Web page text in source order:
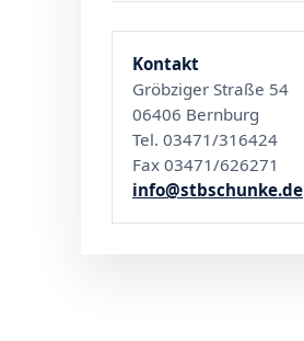
Kontakt
Gröbziger Straße 54
06406 Bernburg
Tel. 03471/316424
Fax 03471/626271
info@stbschunke.de